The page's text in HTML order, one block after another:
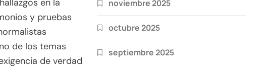
en la
y pruebas
de los temas
de verdad
noviembre 2025
octubre 2025
septiembre 2025